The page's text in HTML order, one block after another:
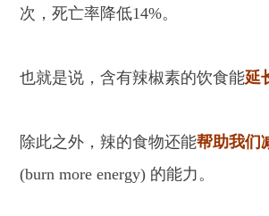
次，死亡率降低14%。
也就是说，含有辣椒素的饮食能延
除此之外，辣的食物还能帮助我们
(burn more energy) 的能力。